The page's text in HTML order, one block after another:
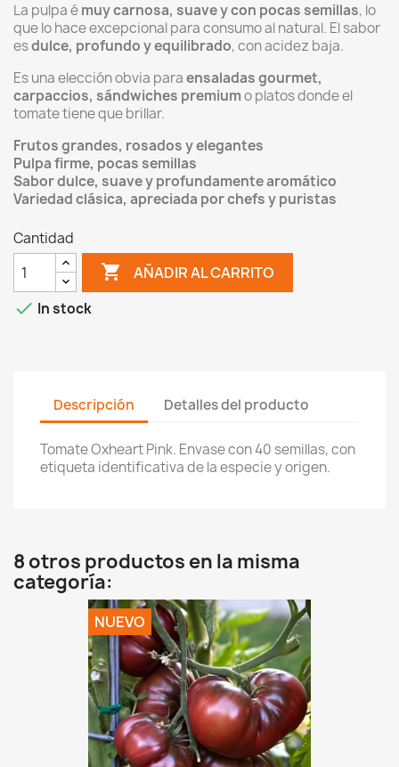
La pulpa émuy carnosa, suave y con pocas semillas, lo
que lo hace excepcional para consumo al natural. El sabor
esdulce, profundo y equilibrado, con acidez baja.
Es una elección obvia paraensaladas gourmet,
carpaccios, sándwiches premiumo platos donde el
tomate tiene que brillar.
Frutos grandes, rosados y elegantes
Pulpa firme, pocas semillas
Sabor dulce, suave y profundamente aromático
Variedad clásica, apreciada por chefs y puristas
Cantidad
 AÑADIR AL CARRITO
 In stock
Descripción Detalles del producto
Tomate Oxheart Pink. Envase con 40 semillas, con
etiqueta identificativa de la especie y origen.
8 otros productos en la misma
categoría:
NUEVO